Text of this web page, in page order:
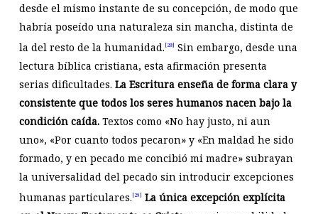
desde el mismo instante de su concepción, de modo que
habría poseído una naturaleza sin mancha, distinta de
la del resto de la humanidad. [28]
Sin embargo, desde una
lectura bíblica cristiana, esta afirmación presenta
serias dificultades. La Escritura enseña de forma clara y
consistente que todos los seres humanos nacen bajo la
condición caída.Textos como «No hay justo, ni aun
uno», «Por cuanto todos pecaron» y «En maldad he sido
formado, y en pecado me concibió mi madre» subrayan
la universalidad del pecado sin introducir excepciones
humanas particulares. [29]
La única excepción explícita